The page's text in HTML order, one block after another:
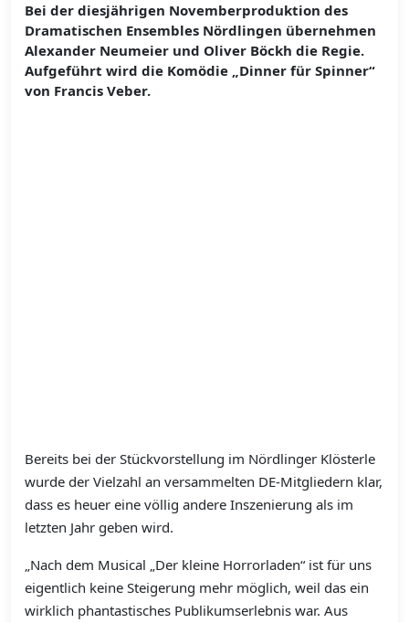
​​​​​​​Bei der diesjährigen Novemberproduktion des
Dramatischen Ensembles Nördlingen übernehmen
Alexander Neumeier und Oliver Böckh die Regie.
Aufgeführt wird die Komödie „Dinner für Spinner“
von Francis Veber.
Bereits bei der Stückvorstellung im Nördlinger Klösterle
wurde der Vielzahl an versammelten DE-Mitgliedern klar,
dass es heuer eine völlig andere Inszenierung als im
letzten Jahr geben wird.
„Nach dem Musical „Der kleine Horrorladen“ ist für uns
eigentlich keine Steigerung mehr möglich, weil das ein
wirklich phantastisches Publikumserlebnis war. Aus